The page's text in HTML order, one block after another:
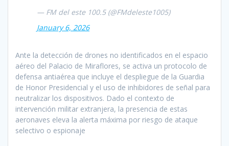
— FM del este 100.5 (@FMdeleste1005)
January 6, 2026
Ante la detección de drones no identificados en el espacio
aéreo del Palacio de Miraflores, se activa un protocolo de
defensa antiaérea que incluye el despliegue de la Guardia
de Honor Presidencial y el uso de inhibidores de señal para
neutralizar los dispositivos. Dado el contexto de
intervención militar extranjera, la presencia de estas
aeronaves eleva la alerta máxima por riesgo de ataque
selectivo o espionaje